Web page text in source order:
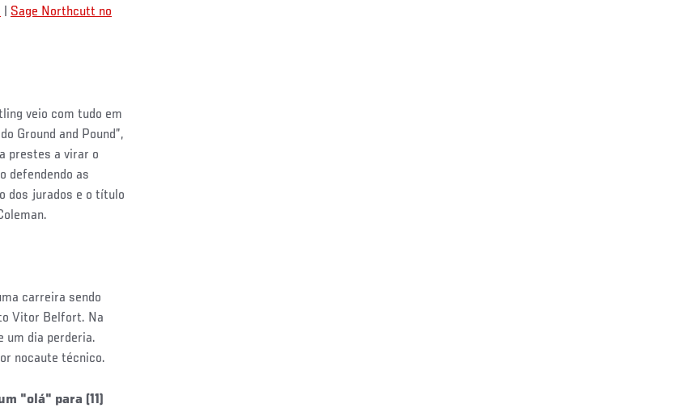
Sage Northcutt no
veio com tudo em
Ground and Pound”,
prestes a virar o
defendendo as
dos jurados e o título
carreira sendo
Vitor Belfort. Na
um dia perderia.
nocaute técnico.
"olá" para (11)